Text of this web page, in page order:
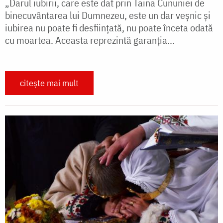
„Darul iubirii, care este dat prin Taina Cununiei de
binecuvântarea lui Dumnezeu, este un dar veșnic și
iubirea nu poate fi desființată, nu poate înceta odată
cu moartea. Aceasta reprezintă garanția...
citește mai mult